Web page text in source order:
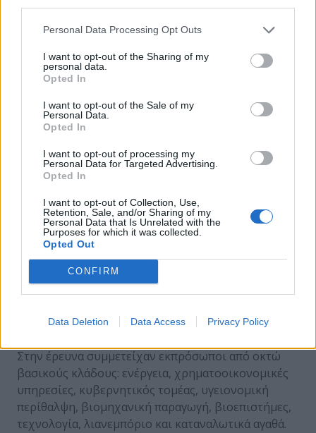
Personal Data Processing Opt Outs
I want to opt-out of the Sharing of my
personal data.
Opted In
I want to opt-out of the Sale of my
Personal Data.
Opted In
I want to opt-out of processing my
Personal Data for Targeted Advertising.
Opted In
I want to opt-out of Collection, Use,
Retention, Sale, and/or Sharing of my
Personal Data that Is Unrelated with the
Purposes for which it was collected.
Opted Out
CONFIRM
Data Deletion Data Access Privacy Policy
αυξάνει ήδη την παραγωγικότητα των εργαζομένων
γνώσης, η έρευνα καταγράφει ότι η ΤΝ παράλληλα
τροφοδοτεί και την ανησυχία μεταξύ των
εργαζομένων, με το 78% να εκφράζει φόβους ότι οι
χρήστες αντιλαμβάνονται την ΤΝ ως ένα «μαύρο
κουτί».
Σχετικά με την έρευνα:
Η έρευνα βασίζεται σε ερωτηματολόγιο που
απαντήθηκε από 2 450 στελέχη από 26 χώρες και
περιοχές, με την ακόλουθη γεωγραφική κατανομή:
27% από την Ασία-Ειρηνικό
44% από την Ευρώπη, Μέση Ανατολή και
29% από την Αμερικανική ήπειρο
Στην έρευνα συμμετείχαν εκπρόσωποι από οκτώ
βασικούς κλάδους: ενέργεια, χρηματοοικονομικές
υπηρεσίες, κυβερνητικός τομέας, υγειονομική
περίθαλψη, βιομηχανική παραγωγή, βιοεπιστήμες,
τεχνολογία, λιανεμπόριο και καταναλωτικά αγαθά.